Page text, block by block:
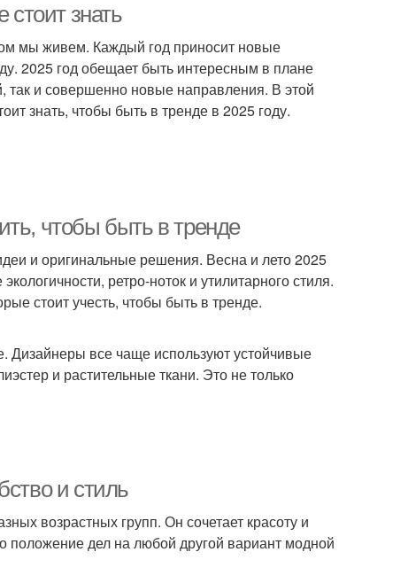
стоит знать
мы живем. Каждый год приносит новые
2025 год обещает быть интересным в плане
так и совершенно новые направления. В этой
знать, чтобы быть в тренде в 2025 году.
чтобы быть в тренде
и оригинальные решения. Весна и лето 2025
ретро-ноток и утилитарного стиля.
стоит учесть, чтобы быть в тренде.
Дизайнеры все чаще используют устойчивые
и растительные ткани. Это не только
и стиль
возрастных групп. Он сочетает красоту и
положение дел на любой другой вариант модной